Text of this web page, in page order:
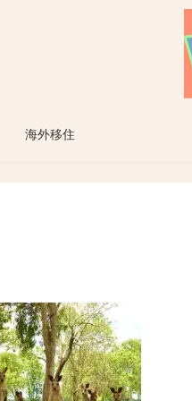
海外移住